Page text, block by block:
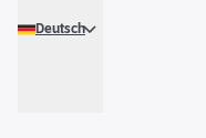
Deutsch